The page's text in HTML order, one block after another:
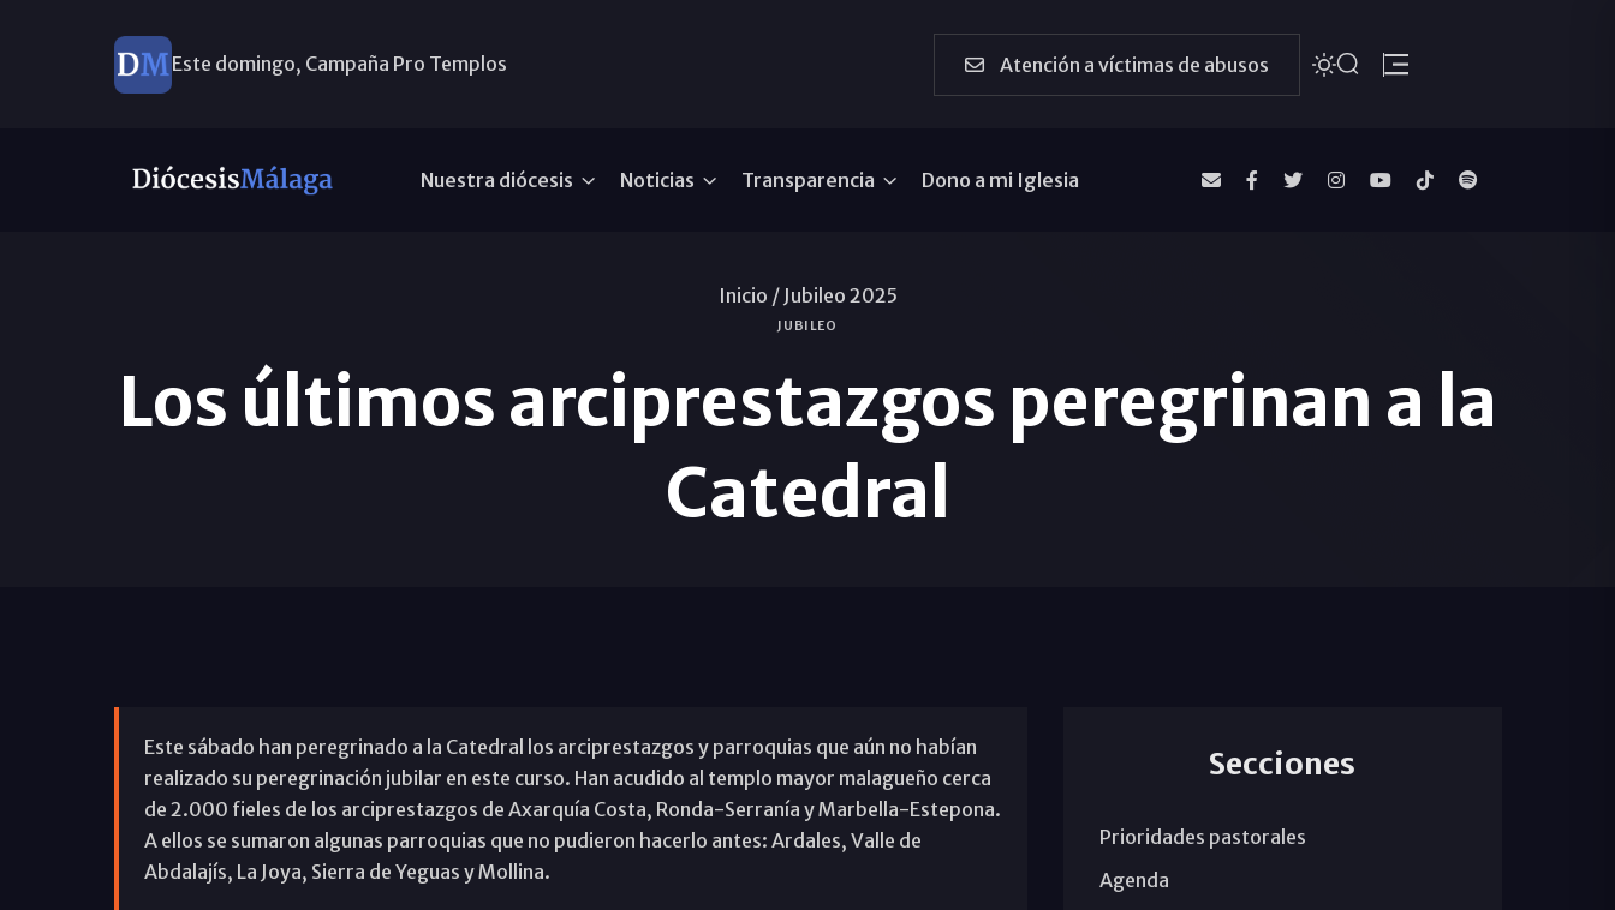
Este domingo, Campaña Pro Templos Atención a víctimas de abusos
Nuestra diócesis Noticias Transparencia Dono a mi Iglesia
Inicio / Jubileo 2025
JUBILEO
Los últimos arciprestazgos peregrinan a la
Catedral
Este sábado han peregrinado a la Catedral los arciprestazgos y parroquias que aún no habían
realizado su peregrinación jubilar en este curso. Han acudido al templo mayor malagueño cerca
de 2.000 fieles de los arciprestazgos de Axarquía Costa, Ronda-Serranía y Marbella-Estepona.
A ellos se sumaron algunas parroquias que no pudieron hacerlo antes: Ardales, Valle de
Abdalajís, La Joya, Sierra de Yeguas y Mollina.
Secciones
Prioridades pastorales
Agenda